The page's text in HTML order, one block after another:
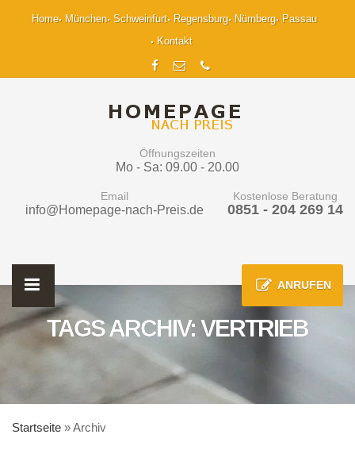
Home München Schweinfurt Regensburg Nürnberg
Passau
Kontakt
Öffnungszeiten
Mo - Sa: 09.00 - 20.00
Email
info@Homepage-nach-Preis.de
Kostenlose Beratung
0851 - 204 269 14
ANRUFEN
TAGS ARCHIV: VERTRIEB
Startseite »Archiv